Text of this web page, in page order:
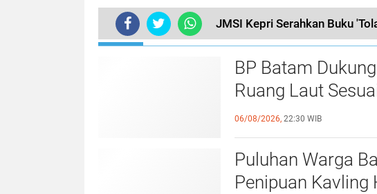
JMSI Kepri Serahkan Buku
TERKINI
BP Batam
Ruang Laut
Perundang-
06/08/2026, 22:30 WIB
Puluhan Warga
Penipuan Kavling